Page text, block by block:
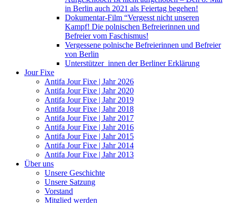
in Berlin auch 2021 als Feiertag begehen!
Dokumentar-Film “Vergesst nicht unseren
Kampf! Die polnischen Befreierinnen und
Befreier vom Faschismus!
Vergessene polnische Befreierinnen und Befreier
von Berlin
Unterstützer_innen der Berliner Erklärung
Jour Fixe
Antifa Jour Fixe | Jahr 2026
Antifa Jour Fixe | Jahr 2020
Antifa Jour Fixe | Jahr 2019
Antifa Jour Fixe | Jahr 2018
Antifa Jour Fixe | Jahr 2017
Antifa Jour Fixe | Jahr 2016
Antifa Jour Fixe | Jahr 2015
Antifa Jour Fixe | Jahr 2014
Antifa Jour Fixe | Jahr 2013
Über uns
Unsere Geschichte
Unsere Satzung
Vorstand
Mitglied werden